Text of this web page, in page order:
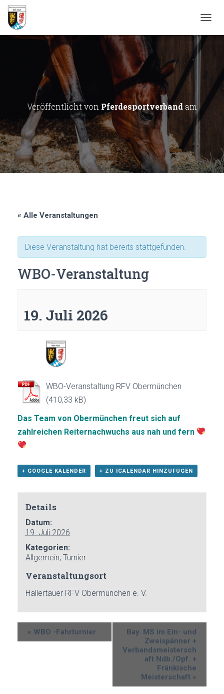
A
H
A
Veröffentlicht von Pferdesportverband am
« Alle Veranstaltungen
Diese Veranstaltung hat bereits stattgefunden.
WBO-Veranstaltung
19. Juli 2026
WBO-Veranstaltung RFV Obermünchen
Das Team von Obermünchen freut sich auf
zahlreichen Reiternachwuchs aus nah und fern
+ GOOGLE KALENDER + ZU ICALENDAR HINZUFÜGEN
Details
Datum:
19. Juli 2026
Kategorien:
Allgemein,Turnier
Veranstaltungsort
Hallertauer RFV Obermünchen e. V.
« WBO -Fahrturnier
Bay. MS im Ein- und
Zweispänner +
Verbandsmeistersch
aft Ndb./Opf. +
Fränkische
Meisterschaft »